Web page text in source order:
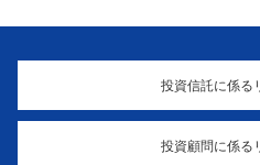
投資信託に係る
投資顧問に係る